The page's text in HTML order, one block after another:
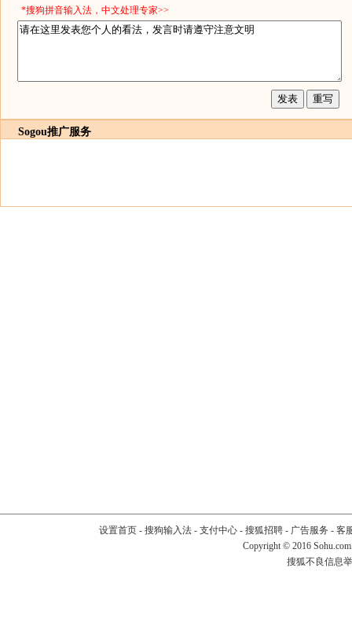
*搜狗拼音输入法，中文处理专家>>
Sogou推广服务
设置首页- 搜狗输入法- 支付中心- 搜狐招聘- 广告服务 - 客
Copyright © 2016
搜狐不良信息